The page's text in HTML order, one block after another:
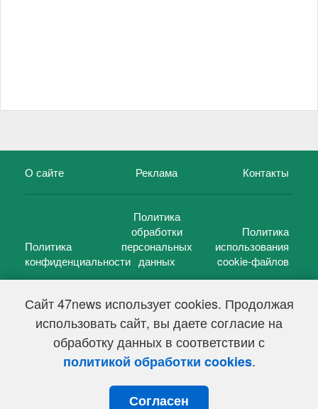
Сайт 47news использует cookies. Продолжая
использовать сайт, вы даете согласие на
обработку данных в соответствии с
политикой обработки cookies.
Согласен
О сайте Реклама Контакты
Политика
конфиденциальности
Политика
обработки
персональных
данных
Политика
использования
cookie-файлов
47 новостей (47 news)2005 — 2026 г.
Свидетельство о регистрации СМИ Эл № ФС 77-39848, выдано
Федеральной службой по надзору в сфере связи,
информационных технологий и массовых коммуникаций